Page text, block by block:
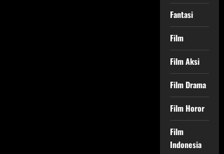
Fantasi
Film
Film Aksi
Film Drama
Film Horor
Film
Indonesia